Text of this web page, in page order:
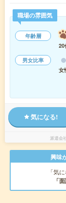
職場の雰囲気
年齢層
20
男女比率
女
気になる!
派遣会社
興味
「気
「